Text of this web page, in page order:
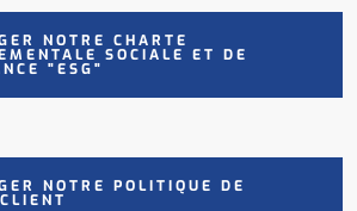
NOTRE CHARTE
SOCIALE ET DE
"ESG"
NOTRE POLITIQUE DE